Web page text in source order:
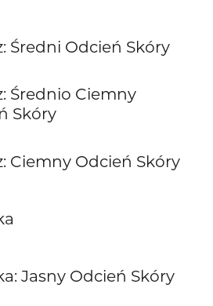
Średni Odcień Skóry
Średnio Ciemny
Skóry
Ciemny Odcień Skóry
Jasny Odcień Skóry